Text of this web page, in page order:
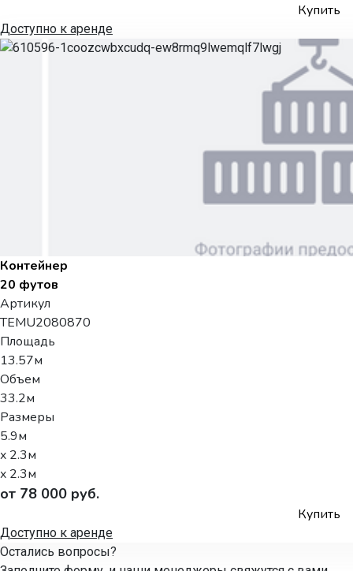
Купить
Доступно к аренде
Контейнер
20 футов
Артикул
TEMU2080870
Площадь
13.57м
Объем
33.2м
Размеры
5.9м
x 2.3м
x 2.3м
от 78 000 руб.
Купить
Доступно к аренде
Остались вопросы?